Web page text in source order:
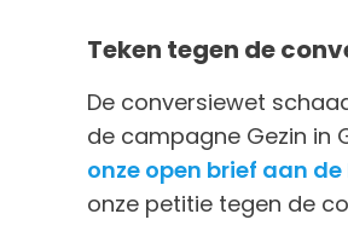
Teken tegen de
De conversiewet
de campagne Gezin in
onze open brief aan
onze petitie tegen de